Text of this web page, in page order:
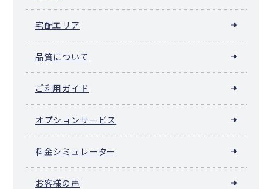
宅配エリア
品質について
ご利用ガイド
オプションサービス
料金シミュレーター
お客様の声